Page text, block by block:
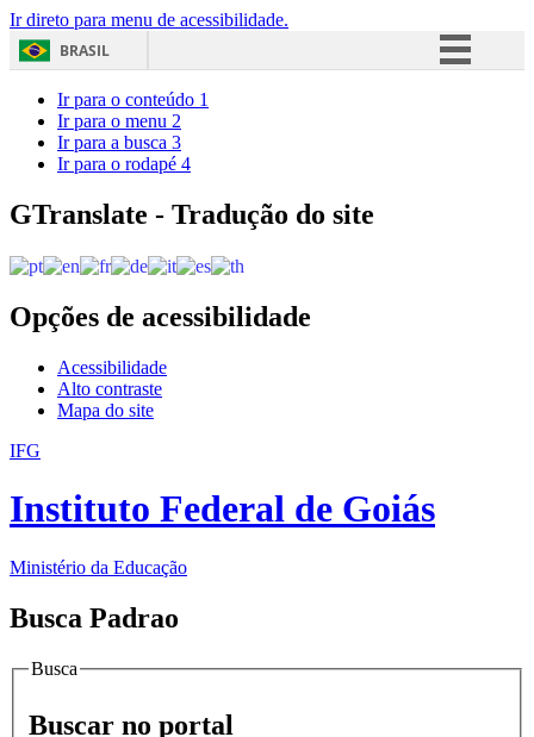
Ir direto para menu de acessibilidade.
BRASIL
Acesso à informação
Ir para o conteúdo 1
Ir para o menu 2
Ir para a busca 3
Ir para o rodapé 4
GTranslate - Tradução do site
Opções de acessibilidade
Acessibilidade
Alto contraste
Mapa do site
IFG
Instituto Federal de Goiás
Ministério da Educação
Busca Padrao
Busca
Buscar no portal